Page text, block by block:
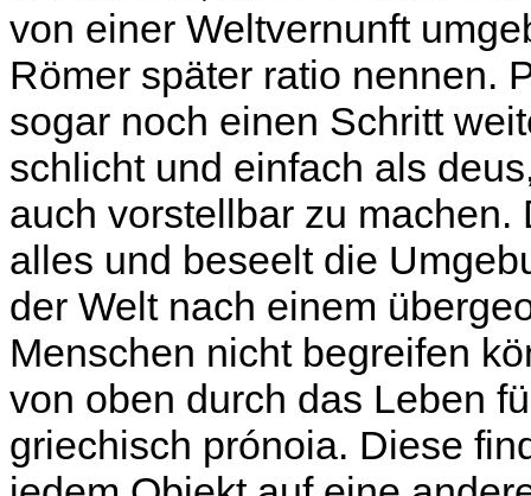
von einer Weltvernunft
Römer später ratio nennen.
sogar noch einen Schritt
schlicht und einfach als
auch vorstellbar zu
alles und beseelt die
der Welt nach einem
Menschen nicht begreifen
von oben durch das Leben
griechisch prónoia. Diese